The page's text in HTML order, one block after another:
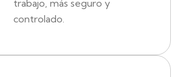
trabajo, más seguro y
controlado.